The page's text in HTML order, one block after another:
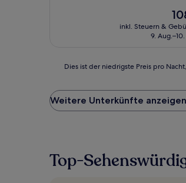
Der
inkl. Steuern &
9.
der
niedrigste
Preis
den
letzten
Dies ist der niedrigste Preis pro
Weitere Unterkünfte anzeigen
Top-